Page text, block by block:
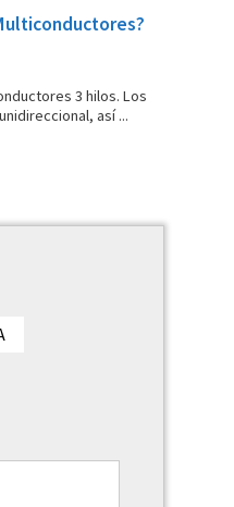
3 hilos. Los
así ...